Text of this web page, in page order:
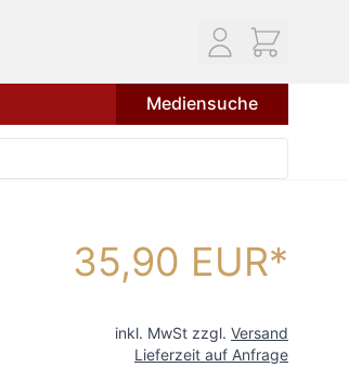
Mediensuche
35,90 EUR
inkl. MwSt zzgl. Versand
Lieferzeit auf Anfrage